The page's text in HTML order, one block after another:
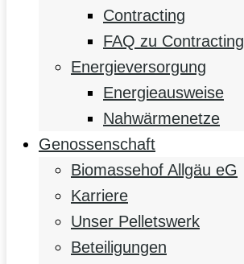
Contracting
FAQ zu Contracting
Energieversorgung
Energieausweise
Nahwärmenetze
Genossenschaft
Biomassehof Allgäu eG
Karriere
Unser Pelletswerk
Beteiligungen